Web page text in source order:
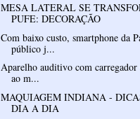
MESA LATERAL SE
PUFE: DECORAÇÃO
Com baixo custo, smartphone da
público j...
Aparelho auditivo com carregador
ao m...
MAQUIAGEM INDIANA -
DIA A DIA